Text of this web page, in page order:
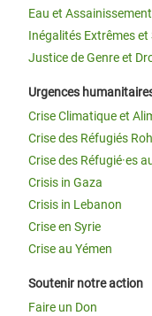
Eau et Assainissement
Inégalités Extrêmes et
Justice de Genre et
Urgences
Crise Climatique et
Crise des Réfugiés
Crise des Réfugié·es
Crisis in Gaza
Crisis in Lebanon
Crise en Syrie
Crise au Yémen
Soutenir notre action
Faire un Don